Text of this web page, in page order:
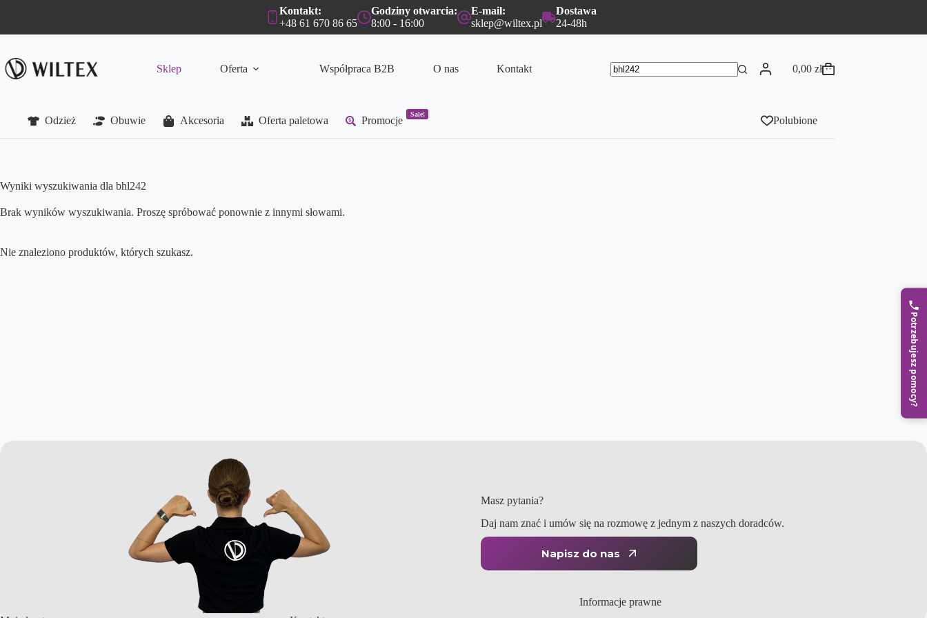
Kontakt:
+48 61 670 86 65
Godziny otwarcia:
8:00 - 16:00
E-mail:
sklep@wiltex.pl
Dostawa
24-48h
Sklep Oferta Współpraca B2B O nas
Kontakt
Koszyk
0,00 zł
Odzież Obuwie Akcesoria Oferta paletowa Promocje
Sale!
Polubione
Wyniki wyszukiwania dla bhl242
Brak wyników wyszukiwania. Proszę spróbować ponownie z innymi słowami.
Nie znaleziono produktów, których szukasz.
Masz pytania?
Daj nam znać i umów się na rozmowę z jednym z naszych doradców.
Napisz do nas
Informacje prawne
Potrzebujesz pomocy?